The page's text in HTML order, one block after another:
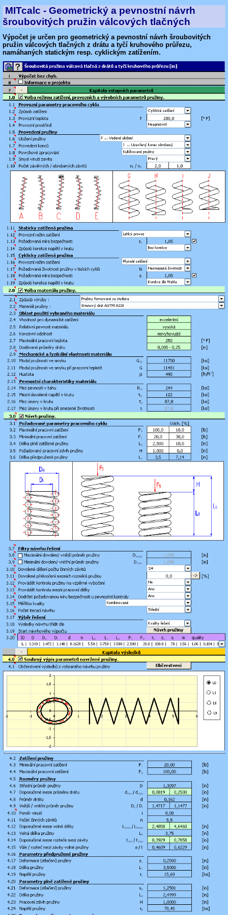
MITcalc - Geometrický a pevnostní návrh
šroubovitých pružin válcových tlačných
Výpočet je určen pro geometrický a pevnostní návrh šroubovitých
pružin válcových tlačných z drátu a tyčí kruhového průřezu,
namáhaných statickým resp. cyklickým zatížením.